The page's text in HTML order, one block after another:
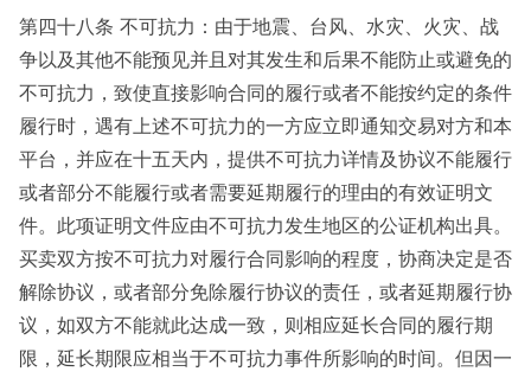
第四十八条 不可抗力：由于地震、台风、水灾、火灾、战
争以及其他不能预见并且对其发生和后果不能防止或避免的
不可抗力，致使直接影响合同的履行或者不能按约定的条件
履行时，遇有上述不可抗力的一方应立即通知交易对方和本
平台，并应在十五天内，提供不可抗力详情及协议不能履行
或者部分不能履行或者需要延期履行的理由的有效证明文
件。此项证明文件应由不可抗力发生地区的公证机构出具。
买卖双方按不可抗力对履行合同影响的程度，协商决定是否
解除协议，或者部分免除履行协议的责任，或者延期履行协
议，如双方不能就此达成一致，则相应延长合同的履行期
限，延长期限应相当于不可抗力事件所影响的时间。但因一